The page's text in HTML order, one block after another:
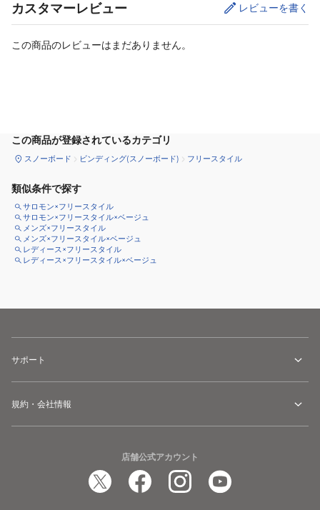
カスタマーレビュー レビューを書く
この商品のレビューはまだありません。
この商品が登録されているカテゴリ
スノーボード ビンディング(スノーボード) フリースタイル
類似条件で探す
サロモン×フリースタイル
サロモン×フリースタイル×ベージュ
メンズ×フリースタイル
メンズ×フリースタイル×ベージュ
レディース×フリースタイル
レディース×フリースタイル×ベージュ
サポート
規約・会社情報
店舗公式アカウント